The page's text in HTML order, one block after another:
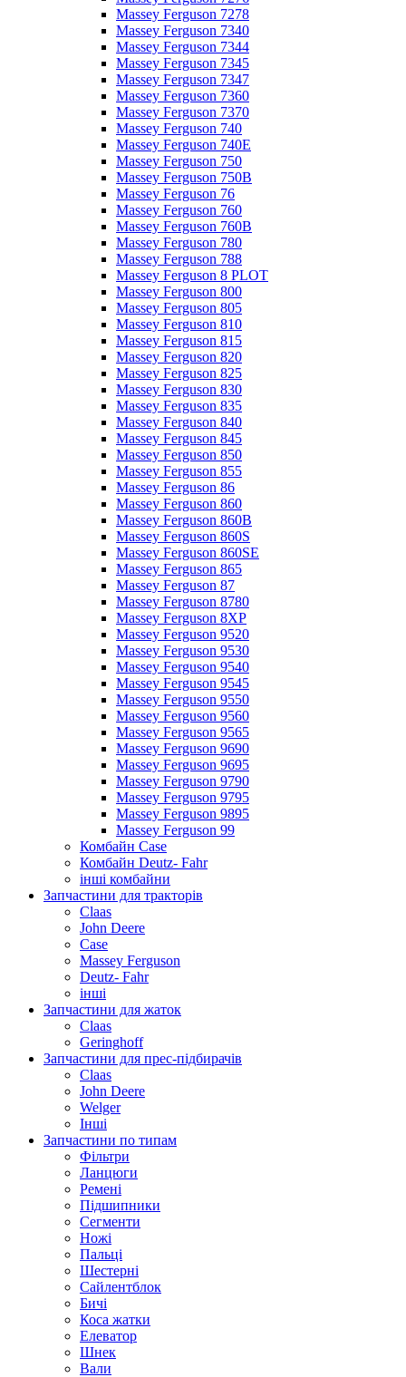
Massey Ferguson 7278
Massey Ferguson 7340
Massey Ferguson 7344
Massey Ferguson 7345
Massey Ferguson 7347
Massey Ferguson 7360
Massey Ferguson 7370
Massey Ferguson 740
Massey Ferguson 740E
Massey Ferguson 750
Massey Ferguson 750B
Massey Ferguson 76
Massey Ferguson 760
Massey Ferguson 760B
Massey Ferguson 780
Massey Ferguson 788
Massey Ferguson 8 PLOT
Massey Ferguson 800
Massey Ferguson 805
Massey Ferguson 810
Massey Ferguson 815
Massey Ferguson 820
Massey Ferguson 825
Massey Ferguson 830
Massey Ferguson 835
Massey Ferguson 840
Massey Ferguson 845
Massey Ferguson 850
Massey Ferguson 855
Massey Ferguson 86
Massey Ferguson 860
Massey Ferguson 860B
Massey Ferguson 860S
Massey Ferguson 860SE
Massey Ferguson 865
Massey Ferguson 87
Massey Ferguson 8780
Massey Ferguson 8XP
Massey Ferguson 9520
Massey Ferguson 9530
Massey Ferguson 9540
Massey Ferguson 9545
Massey Ferguson 9550
Massey Ferguson 9560
Massey Ferguson 9565
Massey Ferguson 9690
Massey Ferguson 9695
Massey Ferguson 9790
Massey Ferguson 9795
Massey Ferguson 9895
Massey Ferguson 99
Комбайн Case
Комбайн Deutz- Fahr
інші комбайни
Запчастини для тракторів
Claas
John Deere
Case
Massey Ferguson
Deutz- Fahr
інші
Запчастини для жаток
Claas
Geringhoff
Запчастини для прес-підбирачів
Claas
John Deere
Welger
Інші
Запчастини по типам
Фільтри
Ланцюги
Ремені
Підшипники
Сегменти
Ножі
Пальці
Шестерні
Сайлентблок
Бичі
Коса жатки
Елеватор
Шнек
Вали